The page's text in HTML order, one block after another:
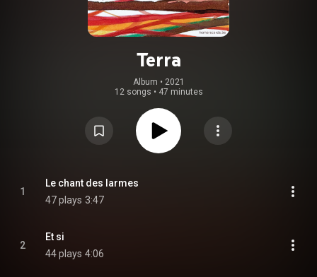
Terra
Album • 2021
12 songs • 47 minutes
1
Le chant des larmes
47 plays 3:47
2
Et si
44 plays 4:06